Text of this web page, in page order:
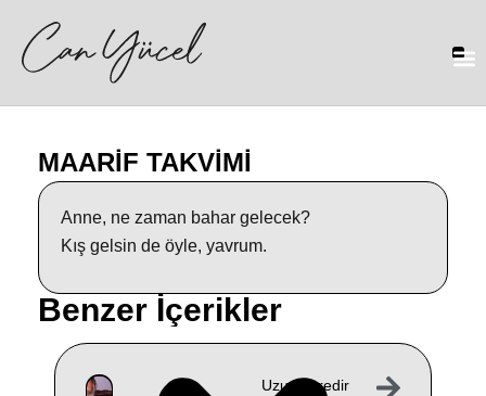
MAARİF TAKVİMİ
Anne, ne zaman bahar gelecek?
Kış gelsin de öyle, yavrum.
Benzer İçerikler
Uzun süredir